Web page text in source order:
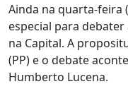
Ainda na quarta-feira
especial para
na Capital. A
(PP) e o debate
Humberto Lucena.